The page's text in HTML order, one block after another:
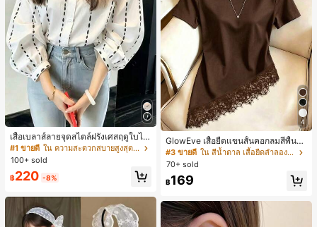
เสื้อเบลาส์ลายจุดสไตล์ฝรั่งเศสฤดูใบไม้
ร่วง, ทรงเข้ารูป, แขนยาวคอวี, สไตล์ให
ม่ฤดูใบไม้ผลิ, ป้องกันแสงแดด, ใส่ไป
ทำงานและลำลอง สีขาว
#1 ขายดี
ใน ความสะดวกสบายสูงสุด เสื้อสตรี เสื้อเบลาส์ & Tee
100+ sold
฿220 -8%
4
GlowEve เสื้อยืดแขนสั้นคอกลมสีพื้นลำ
ลองอเนกประสงค์สำหรับผู้หญิง
#3 ขายดี
ใน สีน้ำตาล เสื้อยืดลำลองพื้นฐาน
70+ sold
฿169